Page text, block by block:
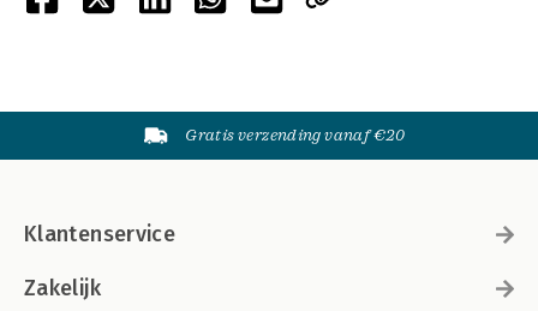
Gratis verzending vanaf €20
Klantenservice
Zakelijk